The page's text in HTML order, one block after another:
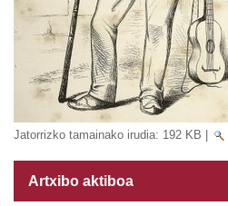
Jatorrizko tamainako irudia: 192 KB
Artxibo aktiboa